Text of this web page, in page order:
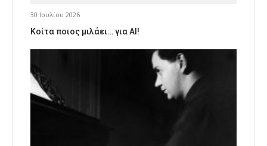
30 Ιουλίου 2026
Κοίτα ποιος μιλάει… για AI!